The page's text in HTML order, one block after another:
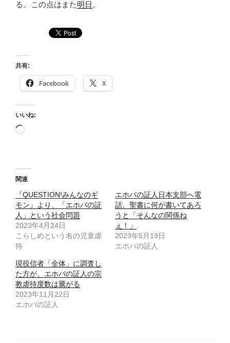
る。この点はまた明日 。
共有:
Facebook X
いいね:
読
み
中…
関連
『QUESTION!みんなのギ
モン』より、「エホバの証
人」という社会問題
2023年4月24日
こらしめという名の児童虐
待
エホバの証人日本支部へ電
話、聖書に何が書いてあろ
うと「そんなの関係ね
ぇ！」
2023年5月19日
エホバの証人
現役信者「全体」に調査し
た方が、エホバの証人の宗
教虐待度数は騰がる
2023年11月22日
エホバの証人